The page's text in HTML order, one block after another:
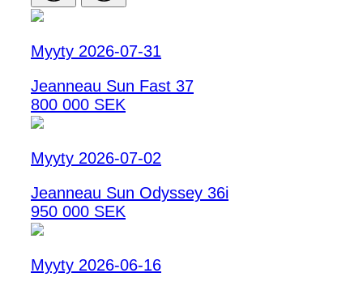
Myyty 2026-07-31
Jeanneau Sun Fast 37
800 000 SEK
Myyty 2026-07-02
Jeanneau Sun Odyssey 36i
950 000 SEK
Myyty 2026-06-16